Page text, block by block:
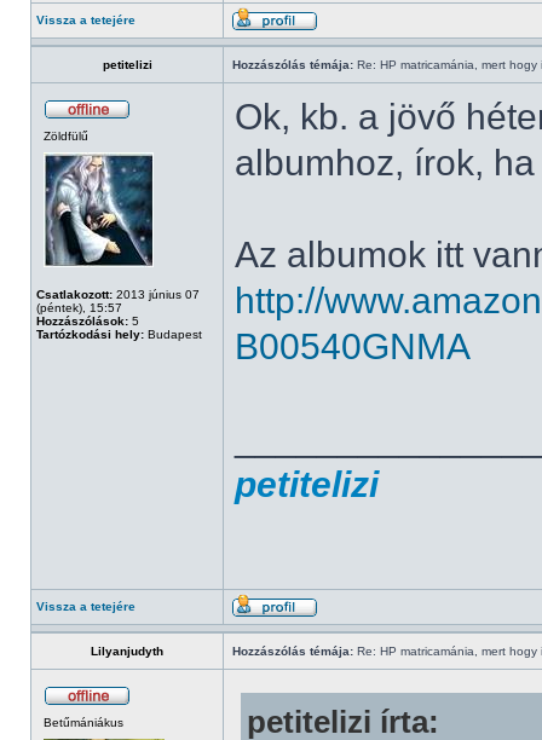
Vissza a tetejére
petitelizi Hozzászólás témája: Re: HP matricamánia, mert hogy
Zöldfülű
Csatlakozott: 2013 június 07
(péntek), 15:57
Hozzászólások: 5
Tartózkodási hely: Budapest
Ok, kb. a jövő
albumhoz, írok,
Az albumok itt
http://
B00540GNMA
petitelizi
Vissza a tetejére
Lilyanjudyth Hozzászólás témája: Re: HP matricamánia, mert hogy
Betűmániákus petitelizi írta: